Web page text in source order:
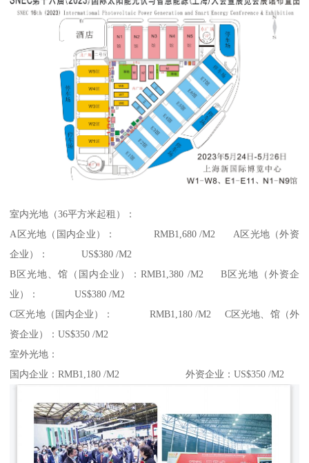
室内光地（36平方米起租）：
A区光地（国内企业）： RMB1,680 /M2 A区光地（外资
企业）： US$380 /M2
B区光地、馆（国内企业）：RMB1,380 /M2 B区光地（外资企
业）： US$380 /M2
C区光地（国内企业）： RMB1,180 /M2 C区光地、馆（外
资企业）：US$350 /M2
室外光地：
国内企业：RMB1,180 /M2 外资企业：US$350 /M2